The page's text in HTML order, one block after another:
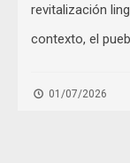
revitalización
contexto, el
01/07/2026